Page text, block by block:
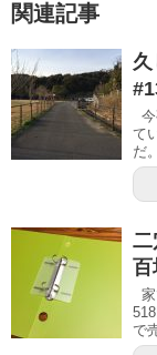
関連記事
久
て
だ
二
百
で